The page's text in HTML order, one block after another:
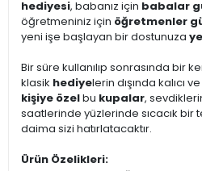
hediyesi, babanız için babalar
öğretmeniniz için öğretmenler
yeni işe başlayan bir dostunuza
Bir süre kullanılıp sonrasında bir
klasik hediyelerin dışında kalıcı ve
kişiye özelbu kupalar,
saatlerinde yüzlerinde sıcacık
daima sizi hatırlatacaktır.
Ürün Özelikleri: